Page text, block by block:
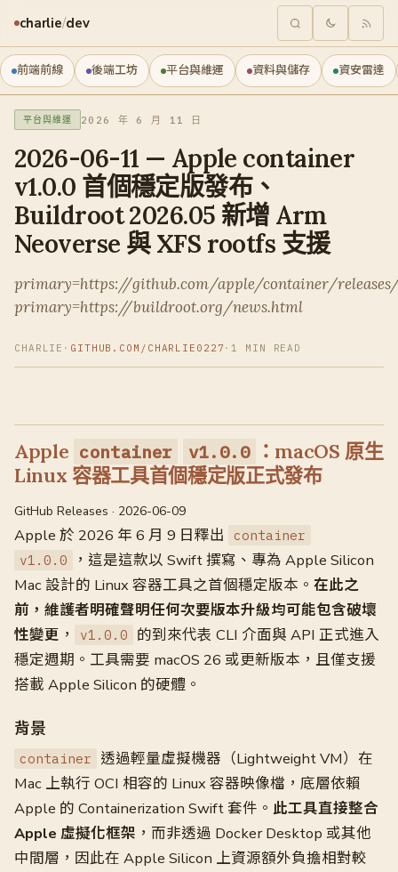
charlie/dev
前端前線 後端工坊 平台與維運 資料與儲存 資安雷達
平台與維運 2026 年 6 月 11 日
2026-06-11 — Apple container
v1.0.0 首個穩定版發布、
Buildroot 2026.05 新增 Arm
Neoverse 與 XFS rootfs 支援
primary=https://github.com/apple/container/
primary=https://buildroot.org/news.html
CHARLIE · GITHUB.COM/CHARLIE0227 · 1 MIN READ
Apple container v1.0.0
：macOS 原生
Linux 容器工具首個穩定版正式發布
GitHub Releases · 2026-06-09
Apple 於 2026 年 6 月 9 日釋出
container
v1.0.0
，這是這款以 Swift 撰寫、專為 Apple Silicon
Mac 設計的 Linux 容器工具之首個穩定版本。 在此之
前，維護者明確聲明任何次要版本升級均可能包含破壞
性變更 ， v1.0.0
的到來代表 CLI 介面與 API 正式進入
穩定週期。工具需要 macOS 26 或更新版本，且僅支援
搭載 Apple Silicon 的硬體。
背景
container
透過輕量虛擬機器（Lightweight VM）在
Mac 上執行 OCI 相容的 Linux 容器映像檔，底層依賴
Apple 的 Containerization Swift 套件。 此工具直接整合
Apple 虛擬化框架 ，而非透過 Docker Desktop 或其他
中間層，因此在 Apple Silicon 上資源額外負擔相對較